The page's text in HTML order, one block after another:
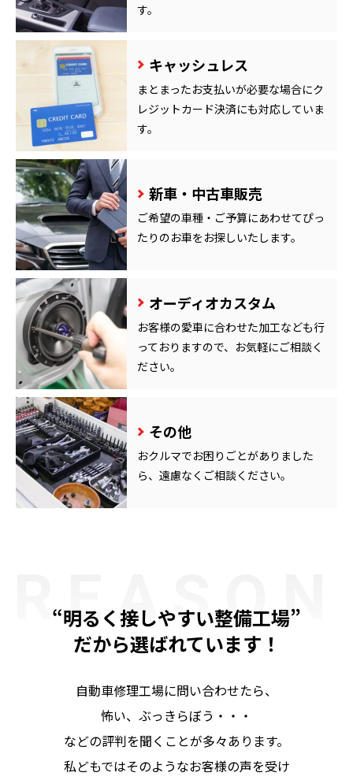
す。
キャッシュレス
まとまったお支払いが必要な場合にク
レジットカード決済にも対応していま
す。
新車・中古車販売
ご希望の車種・ご予算にあわせてぴっ
たりのお車をお探しいたします。
オーディオカスタム
お客様の愛車に合わせた加工なども行
っておりますので、お気軽にご相談く
ださい。
その他
おクルマでお困りごとがありました
ら、遠慮なくご相談ください。
“明るく接しやすい整備工場”
だから選ばれています！
REASON
自動車修理工場に問い合わせたら、
怖い、ぶっきらぼう・・・
などの評判を聞くことが多々あります。
私どもではそのようなお客様の声を受け